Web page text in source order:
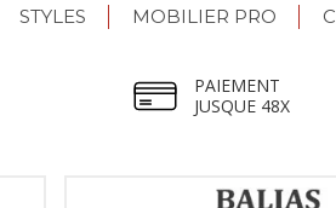
STYLES MOBILIER PRO
PAIEMENT
JUSQUE 48X